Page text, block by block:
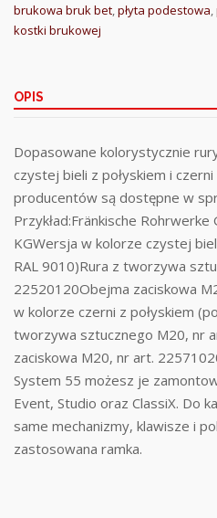
brukowa bruk bet,płyta podestowa,
kostki brukowej
OPIS
Dopasowane kolorystycznie
czystej bieli z połyskiem i
producentów są dostępne w
Przykład:Fränkische
KGWersja w kolorze czystej
RAL 9010)Rura z tworzywa
22520120Obejma zaciskowa
w kolorze czerni z połyskiem
tworzywa sztucznego M20, nr
zaciskowa M20, nr art.
System 55 możesz je
Event, Studio oraz ClassiX. Do
same mechanizmy, klawisze i
zastosowana ramka.